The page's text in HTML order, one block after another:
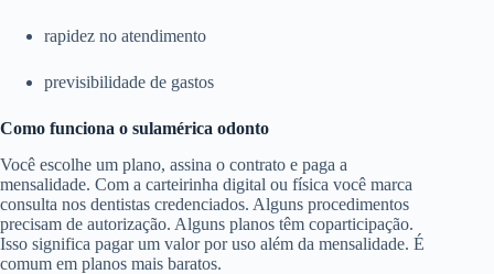
rapidez no atendimento
previsibilidade de gastos
Como funciona o sulamérica odonto
Você escolhe um plano, assina o contrato e paga a
mensalidade. Com a carteirinha digital ou física você marca
consulta nos dentistas credenciados. Alguns procedimentos
precisam de autorização. Alguns planos têm coparticipação.
Isso significa pagar um valor por uso além da mensalidade. É
comum em planos mais baratos.